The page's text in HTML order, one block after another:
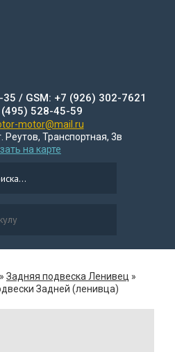
/ GSM: +7 (926) 302-7621
528-45-59
motor@mail.ru
Реутов, Транспортная, 3в
на карте
» Задняя подвеска Ленивец »
Задней (ленивца)